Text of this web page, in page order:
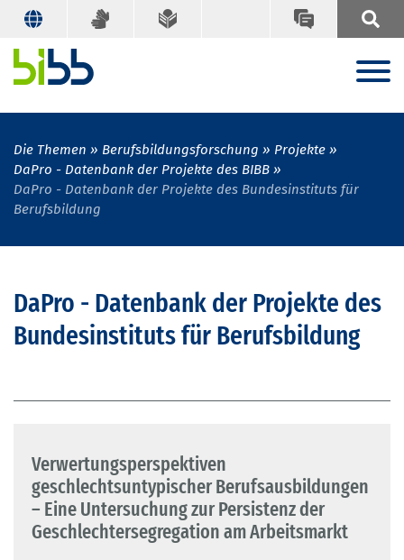
Die Themen Berufsbildungsforschung
Projekte
DaPro - Datenbank der Projekte des BIBB
DaPro - Datenbank der Projekte des Bundesinstituts für
Berufsbildung
DaPro - Datenbank der Projekte des
Bundesinstituts für Berufsbildung
Verwertungsperspektiven
geschlechtsuntypischer Berufsausbildungen
– Eine Untersuchung zur Persistenz der
Geschlechtersegregation am Arbeitsmarkt